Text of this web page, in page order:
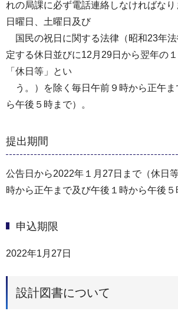
れの局課に必ず電話連絡しなければなり
日曜日、土曜日及び
国民の祝日に関する法律（昭和23年
定する休日並びに12月29日から翌年の
「休日等」とい
う。）を除く毎日午前９時から正午ま
ら午後５時まで）。
提出期間
公告日から2022年１月27日まで（休日
時から正午まで及び午後１時から午後５
申込期限
2022年1月27日
設計図書について